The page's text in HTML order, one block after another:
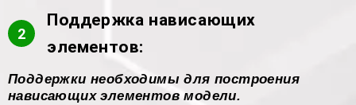
2
Поддержка нависающих
элементов:
Поддержки необходимы для построения
нависающих элементов модели.